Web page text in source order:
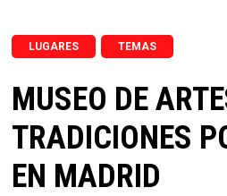
LUGARES TEMAS
MUSEO DE
TRADICIONES
EN MADRID